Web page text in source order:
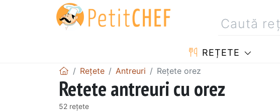
REȚETE
Rețete Antreuri Rețete orez
Retete antreuri cu orez
52 rețete